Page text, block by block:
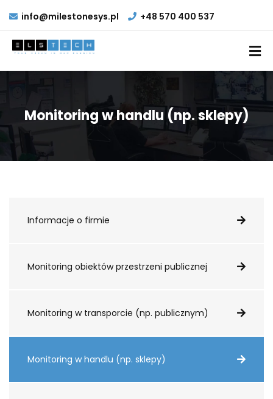
info@milestonesys.pl +48 570 400 537
Monitoring w handlu (np. sklepy)
Informacje o firmie
Monitoring obiektów przestrzeni publicznej
Monitoring w transporcie (np. publicznym)
Monitoring w handlu (np. sklepy)